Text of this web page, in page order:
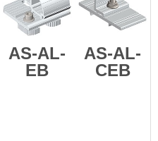
AS-AL-
EB
AS-AL-
CEB